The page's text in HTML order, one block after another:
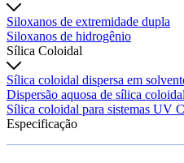
Siloxanos de extremidade dupla
Siloxanos de hidrogênio
Sílica Coloidal
Sílica coloidal dispersa em
Dispersão aquosa de sílica
Sílica coloidal para sistemas UV
Especificação